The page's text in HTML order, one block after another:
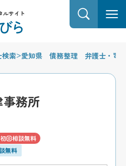
ルサイト
索>愛知県 債務整理 弁護士・司
務所
初回相談無料
無料